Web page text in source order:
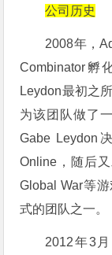
公司历史
2008年，
Combinator孵
Leydon最初之
为该团队做了
Gabe Leydon
Online，随后
Global War等
式的团队之一。
2012年3